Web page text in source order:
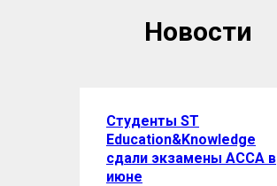
Новости
Студенты ST
Education&Knowledge
сдали экзамены ACCA в
июне